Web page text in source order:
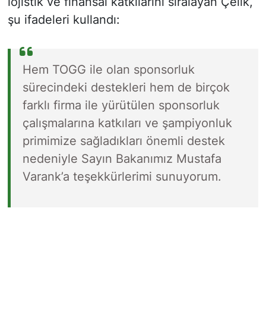
şu ifadeleri kullandı:
Hem TOGG ile olan sponsorluk
sürecindeki destekleri hem de birçok
farklı firma ile yürütülen sponsorluk
çalışmalarına katkıları ve şampiyonluk
primimize sağladıkları önemli destek
nedeniyle Sayın Bakanımız Mustafa
Varank’a teşekkürlerimi sunuyorum.